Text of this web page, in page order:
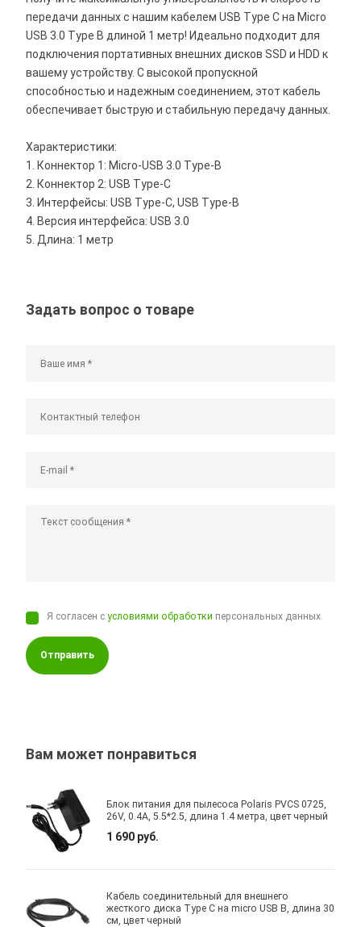
передачи данных с нашим кабелем USB Type C на Micro
USB 3.0 Type B длиной 1 метр! Идеально подходит для
подключения портативных внешних дисков SSD и HDD к
вашему устройству. С высокой пропускной
способностью и надежным соединением, этот кабель
обеспечивает быструю и стабильную передачу данных.
Характеристики:
1. Коннектор 1: Micro-USB 3.0 Type-B
2. Коннектор 2: USB Type-C
3. Интерфейсы: USB Type-C, USB Type-B
4. Версия интерфейса: USB 3.0
5. Длина: 1 метр
Задать вопрос о товаре
Я согласен сусловиями обработки персональных данных
Отправить
Вам может понравиться
Блок питания для пылесоса Polaris PVCS 0725,
26V, 0.4A, 5.5*2.5, длина 1.4 метра, цвет черный
1 690 руб.
Кабель соединительный для внешнего
жесткого диска Type C на micro USB B, длина 30
см, цвет черный